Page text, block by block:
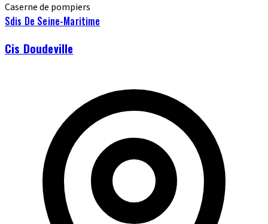
Caserne de pompiers
Sdis De Seine-Maritime
Cis Doudeville